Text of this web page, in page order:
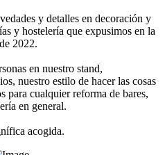
y detalles en decoración y
y hostelería que expusimos en la
2022.
en nuestro stand,
nuestro estilo de hacer las cosas
para cualquier reforma de bares,
en general.
acogida.